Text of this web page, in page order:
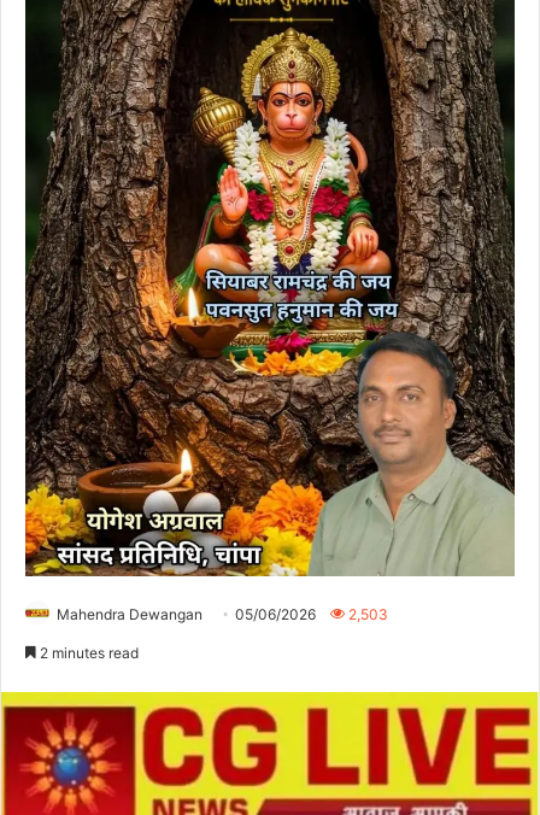
Mahendra Dewangan 05/06/2026 2,503
2 minutes read